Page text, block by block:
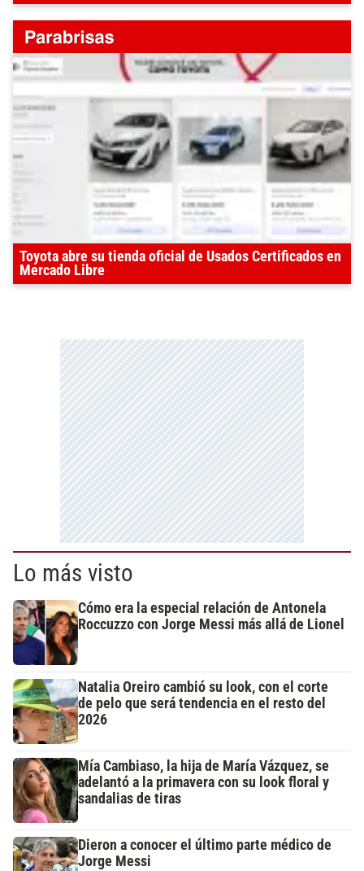
Toyota abre su tienda oficial de Usados Certificados en
Mercado Libre
Lo más visto
Cómo era la especial relación de Antonela
Roccuzzo con Jorge Messi más allá de Lionel
Natalia Oreiro cambió su look, con el corte
de pelo que será tendencia en el resto del
2026
Mía Cambiaso, la hija de María Vázquez, se
adelantó a la primavera con su look floral y
sandalias de tiras
Dieron a conocer el último parte médico de
Jorge Messi